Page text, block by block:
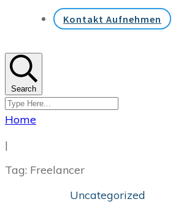
Kontakt Aufnehmen
Search
Home
|
Tag: Freelancer
Uncategorized